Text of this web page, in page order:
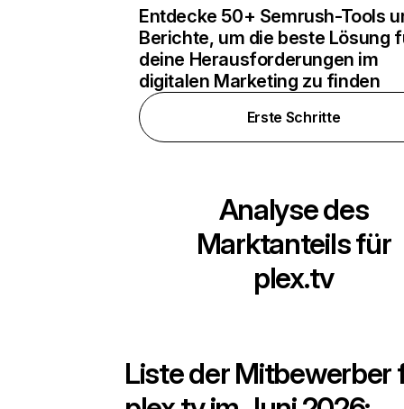
Entdecke 50+ Semrush-Tools
Berichte, um die beste Lösung
deine Herausforderungen im
digitalen Marketing zu finden
Erste Schritte
Analyse des
Marktanteils für
plex.tv
Liste der Mitbewerber